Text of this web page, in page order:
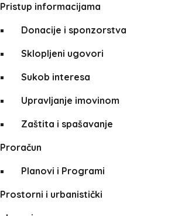
Pristup informacijama
Donacije i sponzorstva
Sklopljeni ugovori
Sukob interesa
Upravljanje imovinom
Zaštita i spašavanje
Proračun
Planovi i Programi
Prostorni i urbanistički